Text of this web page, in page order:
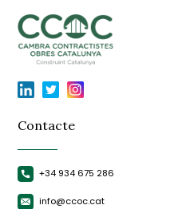
Contacte
+34 934 675 286
info@ccoc.cat